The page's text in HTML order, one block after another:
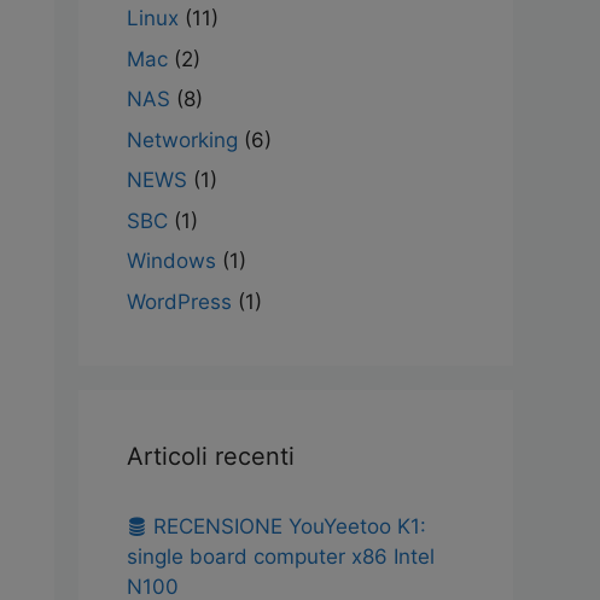
Linux (11)
Mac (2)
NAS (8)
Networking (6)
NEWS (1)
SBC (1)
Windows (1)
WordPress (1)
Articoli recenti
RECENSIONE YouYeetoo K1:
single board computer x86 Intel
N100